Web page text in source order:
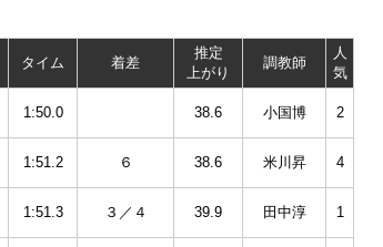
タイム 着差
推定
上がり
調教師
人
気
1:50.0 38.6 小国博 2
1:51.2 ６ 38.6 米川昇 4
1:51.3 ３／４ 39.9 田中淳 1